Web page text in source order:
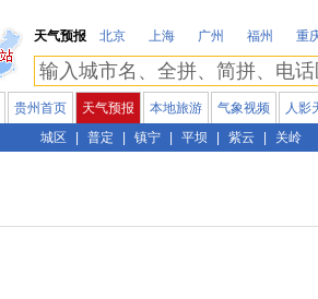
天气预报
北京 上海 广州 福州 重
贵州首页 天气预报 本地旅游 气象视频 人影
城区
普定 镇宁 平坝 紫云 关岭